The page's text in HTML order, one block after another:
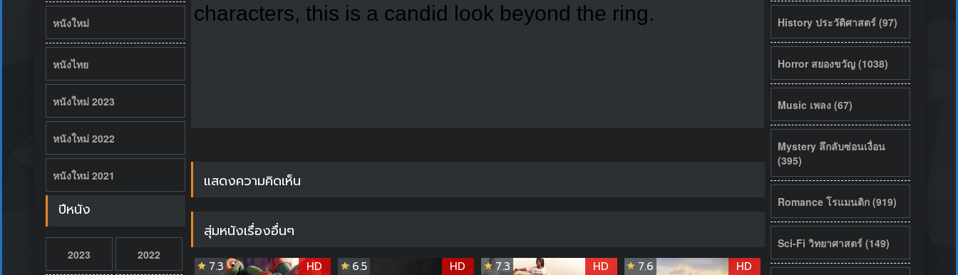
หนังใหม่
หนังไทย
หนังใหม่ 2023
หนังใหม่ 2022
หนังใหม่ 2021
ปีหนัง
2023 2022
characters, this is a candid look beyond the ring.
แสดงความคิดเห็น
สุ่มหนังเรื่องอื่นๆ
7.3 HD 6.5 HD 7.3 HD 7.6 HD
History ประวัติศาสตร์ (97)
Horror สยองขวัญ (1038)
Music เพลง (67)
Mystery ลึกลับซ่อนเงื่อน
(395)
Romance โรแมนติก (919)
Sci-Fi วิทยาศาสตร์ (149)